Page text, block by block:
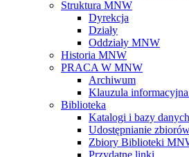
Struktura MNW
Dyrekcja
Działy
Oddziały MNW
Historia MNW
PRACA W MNW
Archiwum
Klauzula
Biblioteka
Katalogi i bazy danych
Udostępnianie
Zbiory Biblioteki
Przydatne linki